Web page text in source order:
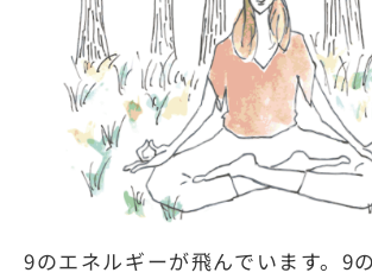
9のエネルギーが飛んでいます。9